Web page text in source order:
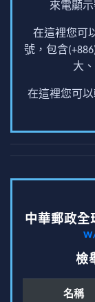
來電顯
在這裡您可
號，包含
大
在這裡您可
中華郵政全
檢
名稱